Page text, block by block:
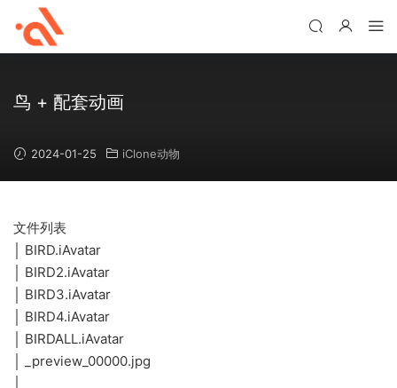
鸟 + 配套动画
2024-01-25 iClone动物
文件列表
│ BIRD.iAvatar
│ BIRD2.iAvatar
│ BIRD3.iAvatar
│ BIRD4.iAvatar
│ BIRDALL.iAvatar
│ _preview_00000.jpg